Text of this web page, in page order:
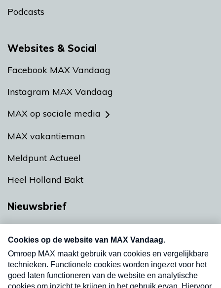
Podcasts
Websites & Social
Facebook MAX Vandaag
Instagram MAX Vandaag
MAX op sociale media
MAX vakantieman
Meldpunt Actueel
Heel Holland Bakt
Nieuwsbrief
nieuwsbrief. Elke vrijdag- en dinsdagochtend in
uw mailbox.
Verzend